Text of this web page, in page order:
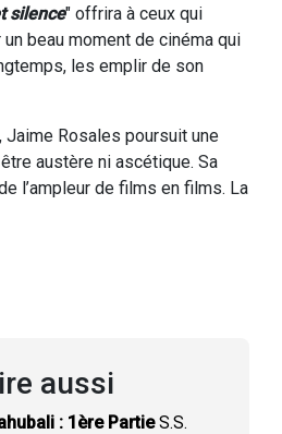
silence" offrira à ceux qui
un beau moment de cinéma qui
les emplir de son
Jaime Rosales poursuit une
austère ni ascétique. Sa
l’ampleur de films en films. La
aussi
: 1ère PartieS.S.